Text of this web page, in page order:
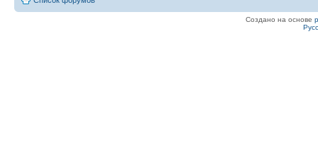
Создано на основе